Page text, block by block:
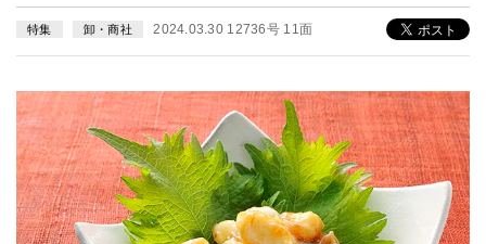
特集 卸・商社 2024.03.30 12736号 11面